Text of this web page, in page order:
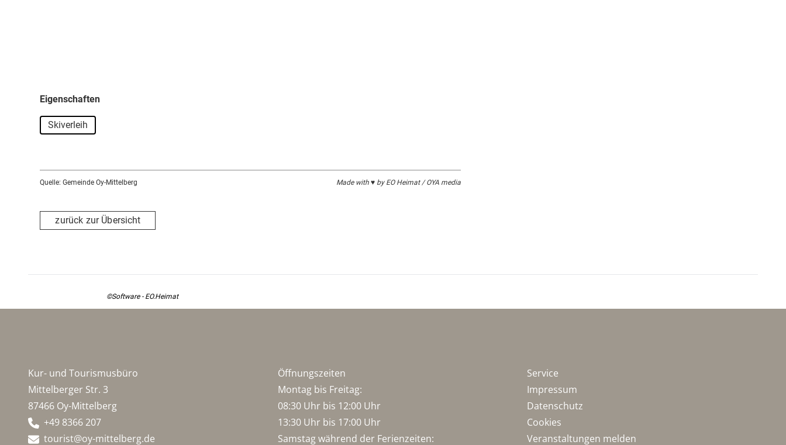
Eigenschaften
Skiverleih
Quelle: Gemeinde Oy-Mittelberg Made with ♥ by EO Heimat / OYA media
zurück zur Übersicht
©Software - EO.Heimat
Kur- und Tourismusbüro
Mittelberger Str. 3
87466 Oy-Mittelberg
+49 8366 207
tourist@oy-mittelberg.de
Öffnungszeiten
Montag bis Freitag:
08:30 Uhr bis 12:00 Uhr
13:30 Uhr bis 17:00 Uhr
Samstag während der Ferienzeiten:
Service
Impressum
Datenschutz
Cookies
Veranstaltungen melden